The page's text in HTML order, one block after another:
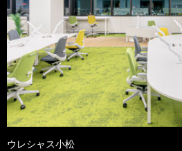
ウレシャス小松